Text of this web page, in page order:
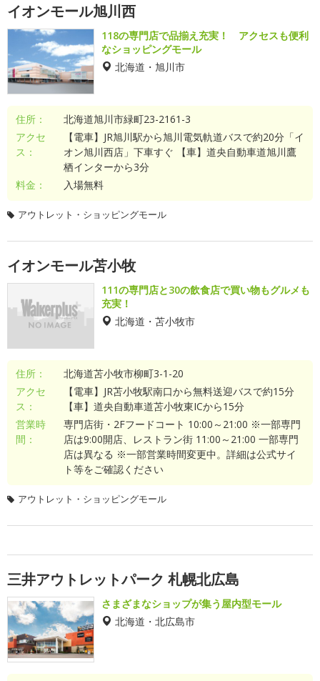
イオンモール旭川西
118の専門店で品揃え充実！ アクセスも便利
なショッピングモール
北海道・旭川市
住所：
北海道旭川市緑町23-2161-3
アクセ
ス：
【電車】JR旭川駅から旭川電気軌道バスで約20分「イ
オン旭川西店」下車すぐ 【車】道央自動車道旭川鷹
栖インターから3分
料金：
入場無料
アウトレット・ショッピングモール
イオンモール苫小牧
111の専門店と30の飲食店で買い物もグルメも
充実！
北海道・苫小牧市
住所：
北海道苫小牧市柳町3-1-20
アクセ
ス：
【電車】JR苫小牧駅南口から無料送迎バスで約15分
【車】道央自動車道苫小牧東ICから15分
営業時
間：
専門店街・2Fフードコート 10:00～21:00 ※一部専門
店は9:00開店、レストラン街 11:00～21:00 一部専門
店は異なる ※一部営業時間変更中。詳細は公式サイ
ト等をご確認ください
アウトレット・ショッピングモール
三井アウトレットパーク 札幌北広島
さまざまなショップが集う屋内型モール
北海道・北広島市